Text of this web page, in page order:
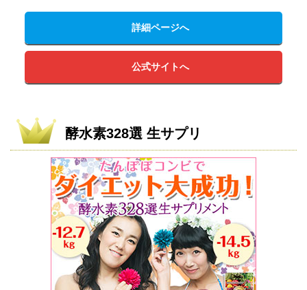
詳細ページへ
公式サイトへ
酵水素328選 生サプリ